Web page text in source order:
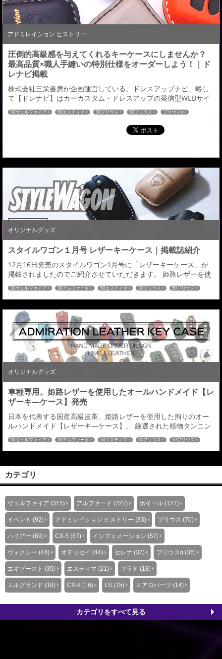
アドミレイション ヒストリー
圧倒的高級感を与えてくれるキーケースにしませんか？
最高品質×職人手縫いの特別仕様をオーダーしよう！｜ド
レナビ掲載
株式会社三栄書房が企画運営している、ドレスアップナビ、略し
て【ドレナビ】はカーカスタム・ドレスアップの発信型WEBサイ
ト。ドレナビにて「レザーキーケース」の記事が掲載されました
のでご紹介させていただきます。 国産高級皮革の姫路レザーを採
用 好みのカラーは組合せはなんと896種 →続きはこちら←ドレナ
ビ：アドミレイションの記事一覧はこちら≫
30ヴェルファイア 50エスティマ 30プリウス 50プリウス
プリウスα
CX-5 ドレナビ
オリジナルグッズ
スタイルワゴン１月号 レザーキーケース｜掲載誌紹介
12月16日発売のスタイルワゴン1月号に「レザーキーケース」が
掲載されましたのでご紹介させていただきます。 姫路レザーを使
用し、２００車種以上の国産車に対応したレザーキーケースとな
ります。 オーダーメイドによる選べる仕様は全８９６通り。 革の
色：全１４色／ステッチの色：全１６色／ロゴの色：全２色／金
具の色：全２色お客様のイメージにあった愛車とのコーディネイ
トも可能。きっと理想のキ―ケースが見つかる...
30ヴェルファイア 30アルファード 50エスティマ 30プリウス
50プリウス
80ハリアー
オリジナルグッズ
車種専用。姫路レザーを使用したオールハンドメイド【レ
ザーキ―ケース】発売
日本を代表する国産高級皮革、姫路レザーを使用した拘りのオー
ルハンドメイド【レザーキ―ケース】。 厳選された植物タンニン
鞣し（なめし）による経年変化（エイジング）が生み出す、味わ
い風合いをお楽しみいただける車種専用【レーザーキ―ケース】
を発売させていただきます。対応車種は２００車種以上※全て車種
８９６通り。 革の色：全１４色／ステッチの色：...
30ヴェルファイア 30アルファード 50エスティマ 30プリウス
50プリウス
80ハリアー
カテゴリ
ヴェルファイア (315) アルファード (227) ホイール (127)
イベント (92) アドミレイション ヒストリー (83) プリウス (70)
ハリアー (69) CX-5 (67) インフォメーション (57)
ヴォクシー (44) オデッセイ (44) セレナ (37) プリウスα (36)
エキゾースト (35) エスティマ (21) プラド (18)
エルグランド (18) CX-8 (16) LS (15) エアロパーツ (14)
カテゴリをすべて見る